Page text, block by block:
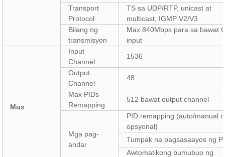
Transport
Protocol
TS sa UDP/RTP, unicast at
multicast, IGMP V2/V3
Bilang ng
transmisyon
Max 840Mbps para sa bawat
input
Mux
Input
Channel
1536
Output
Channel
48
Max PIDs
Remapping
512 bawat output channel
Mga pag-
andar
PID remapping (auto/manual
opsyonal)
Tumpak na pagsasaayos ng
Awtomatikong bumubuo ng